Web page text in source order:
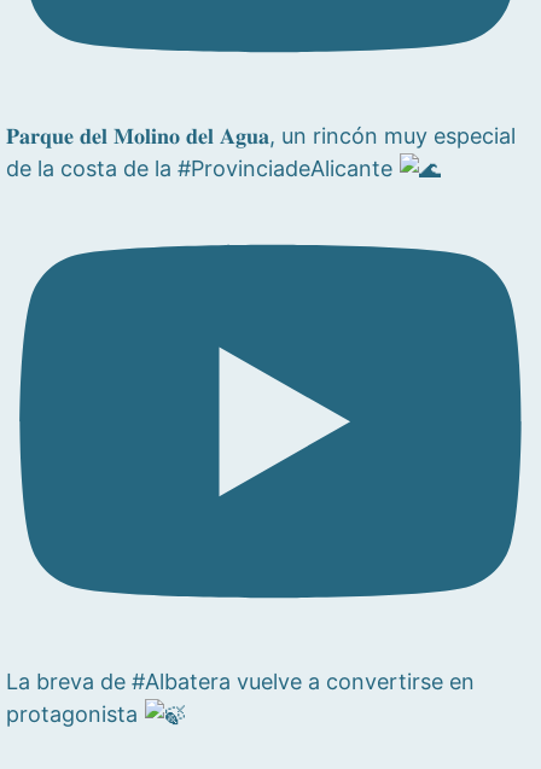
𝐏𝐚𝐫𝐪𝐮𝐞 𝐝𝐞𝐥 𝐌𝐨𝐥𝐢𝐧𝐨 𝐝𝐞𝐥 𝐀𝐠𝐮𝐚, un rincón muy especial
de la costa de la #ProvinciadeAlicante
La breva de #Albatera vuelve a convertirse en
protagonista